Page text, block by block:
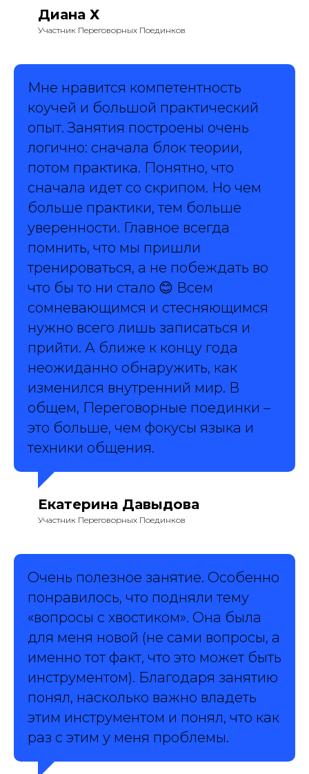
Диана Х
Участник Переговорных Поединков
Мне нравится компетентность
коучей и большой практический
опыт. Занятия построены очень
логично: сначала блок теории,
потом практика. Понятно, что
сначала идет со скрипом. Но чем
больше практики, тем больше
уверенности. Главное всегда
помнить, что мы пришли
тренироваться, а не побеждать во
что бы то ни стало 😊 Всем
сомневающимся и стесняющимся
нужно всего лишь записаться и
прийти. А ближе к концу года
неожиданно обнаружить, как
изменился внутренний мир. В
общем, Переговорные поединки –
это больше, чем фокусы языка и
техники общения.
Екатерина Давыдова
Участник Переговорных Поединков
Очень полезное занятие. Особенно
понравилось, что подняли тему
«вопросы с хвостиком». Она была
для меня новой (не сами вопросы, а
именно тот факт, что это может быть
инструментом). Благодаря занятию
понял, насколько важно владеть
этим инструментом и понял, что как
раз с этим у меня проблемы.